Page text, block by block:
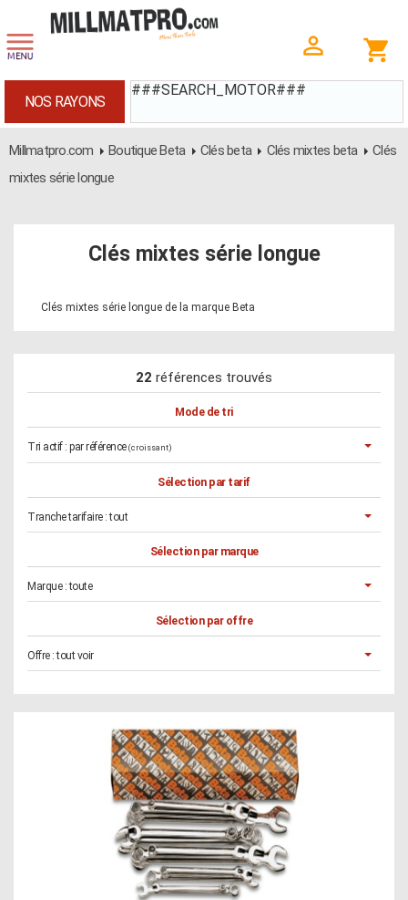
###SEARCH_MOTOR###
NOS RAYONS
Millmatpro.com Boutique Beta Clés beta Clés mixtes beta
Clés
mixtes série longue
Clés mixtes série longue
Clés mixtes série longue de la marque Beta
22 références trouvés
Mode de tri
Tri actif : par référence (croissant)
Sélection par tarif
Tranche tarifaire :tout
Sélection par marque
Marque :toute
Sélection par offre
Offre :tout voir